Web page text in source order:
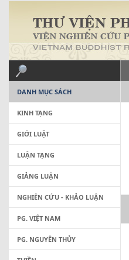
DANH MỤC SÁCH
KINH TẠNG
GIỚI LUẬT
LUẬN TẠNG
GIẢNG LUẬN
NGHIÊN CỨU - KHẢO LUẬN
PG. VIỆT NAM
PG. NGUYÊN THỦY